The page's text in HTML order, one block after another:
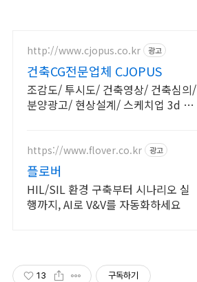
http://www.cjopus.co.kr 광고
건축CG전문업체 CJOPUS
조감도/ 투시도/ 건축영상/ 건축심의/
분양광고/ 현상설계/ 스케치업 3d 이
https://www.flover.co.kr 광고
플로버
HIL/SIL 환경 구축부터 시나리오 실
행까지, AI로 V&V를 자동화하세요
13 구독하기